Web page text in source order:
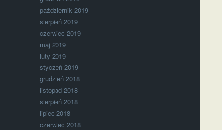
październik 2019
sierpień 2019
czerwiec 2019
maj 2019
luty 2019
styczeń 2019
grudzień 2018
listopad 2018
sierpień 2018
lipiec 2018
czerwiec 2018